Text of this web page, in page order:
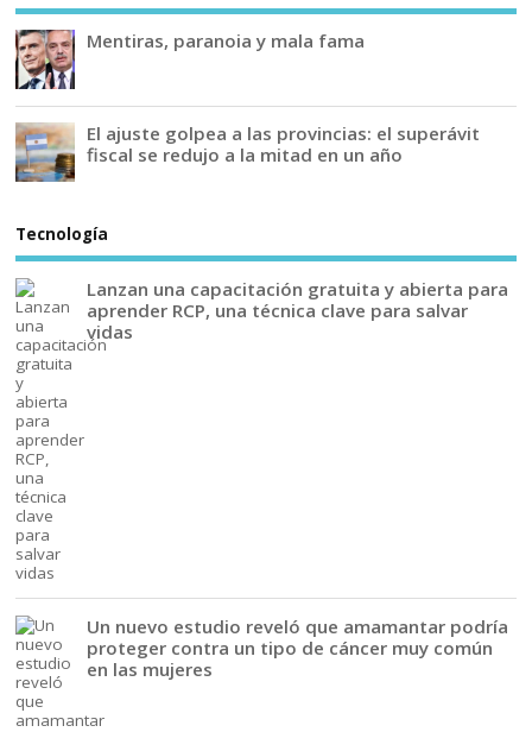
Mentiras, paranoia y mala fama
El ajuste golpea a las provincias: el superávit
fiscal se redujo a la mitad en un año
Tecnología
Lanzan una capacitación gratuita y abierta para
aprender RCP, una técnica clave para salvar
vidas
Un nuevo estudio reveló que amamantar podría
proteger contra un tipo de cáncer muy común
en las mujeres